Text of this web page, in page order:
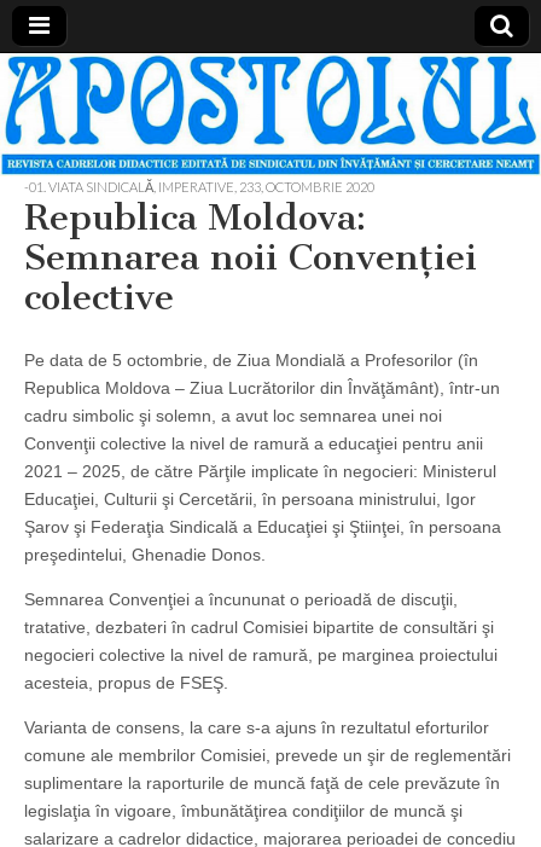
Apostolul
Revista
cadrelor
didactice
din
judetul
Neamt
-01. VIATA SINDICALĂ, IMPERATIVE 233, OCTOMBRIE 2020
Republica Moldova:
Semnarea noii Convenţiei
colective
Pe data de 5 octombrie, de Ziua Mondială a Profesorilor (în
Republica Moldova – Ziua Lucrătorilor din Învăţământ), într-un
cadru simbolic şi solemn, a avut loc semnarea unei noi
Convenţii colective la nivel de ramură a educaţiei pentru anii
2021 – 2025, de către Părţile implicate în negocieri: Ministerul
Educaţiei, Culturii şi Cercetării, în persoana ministrului, Igor
Şarov şi Federaţia Sindicală a Educaţiei şi Ştiinţei, în persoana
preşedintelui, Ghenadie Donos.
Semnarea Convenţiei a încununat o perioadă de discuţii,
tratative, dezbateri în cadrul Comisiei bipartite de consultări şi
negocieri colective la nivel de ramură, pe marginea proiectului
acesteia, propus de FSEŞ.
Varianta de consens, la care s-a ajuns în rezultatul eforturilor
comune ale membrilor Comisiei, prevede un şir de reglementări
suplimentare la raporturile de muncă faţă de cele prevăzute în
legislaţia în vigoare, îmbunătăţirea condiţiilor de muncă şi
salarizare a cadrelor didactice, majorarea perioadei de concediu